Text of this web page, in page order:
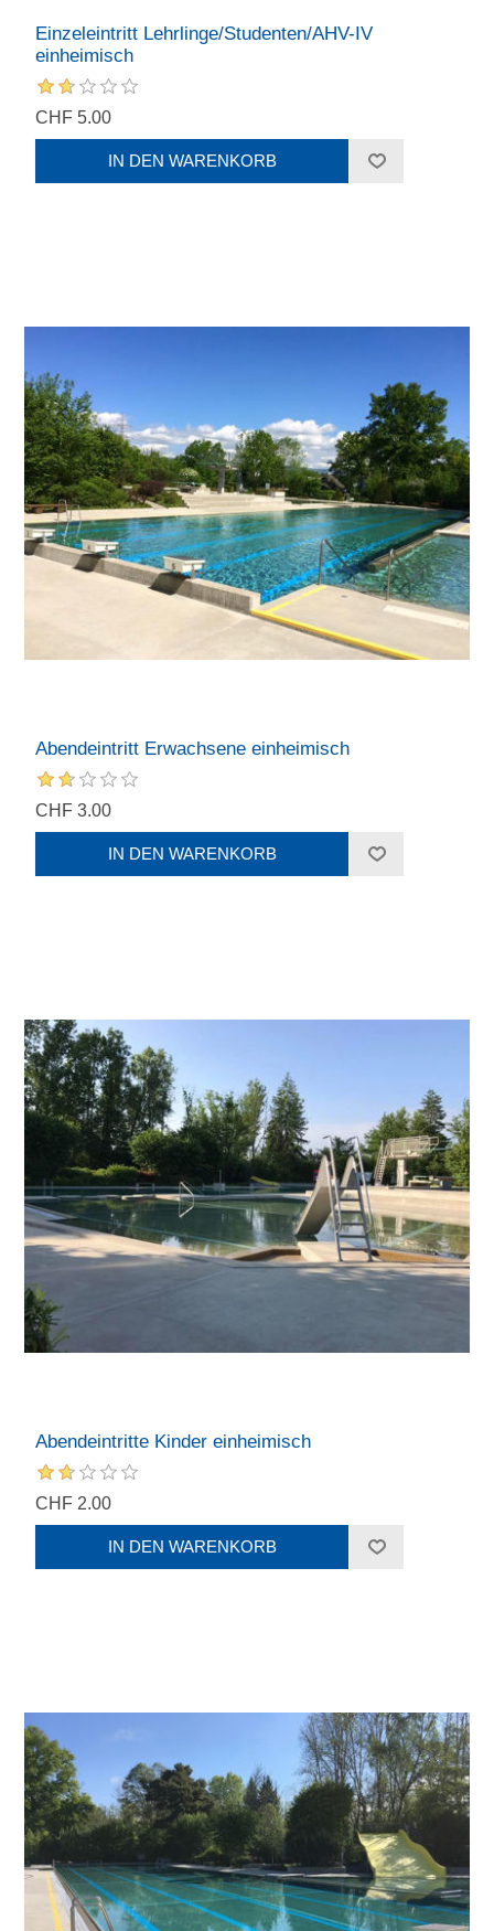
Einzeleintritt Lehrlinge/Studenten/AHV-IV
einheimisch
CHF 5.00
Abendeintritt Erwachsene einheimisch
CHF 3.00
Abendeintritte Kinder einheimisch
CHF 2.00